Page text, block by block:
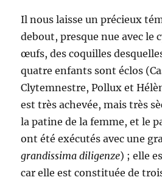
Il nous laisse un précieux
debout, presque nue avec le
œufs, des coquilles
quatre enfants sont éclos
Clytemnestre, Pollux et
est très achevée, mais très
la patine de la femme, et le
ont été exécutés avec une
grandissima diligenze) ; elle
car elle est constituée de